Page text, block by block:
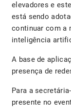
elevadores e
está sendo
continuar com a
inteligência
A base de
presença de
Para a
presente no